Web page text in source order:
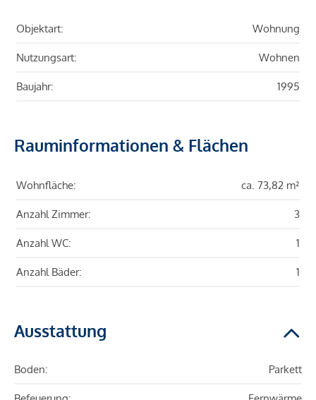
Objektart: Wohnung
Nutzungsart: Wohnen
Baujahr: 1995
Rauminformationen & Flächen
Wohnfläche: ca. 73,82 m²
Anzahl Zimmer: 3
Anzahl WC: 1
Anzahl Bäder: 1
Ausstattung
Boden: Parkett